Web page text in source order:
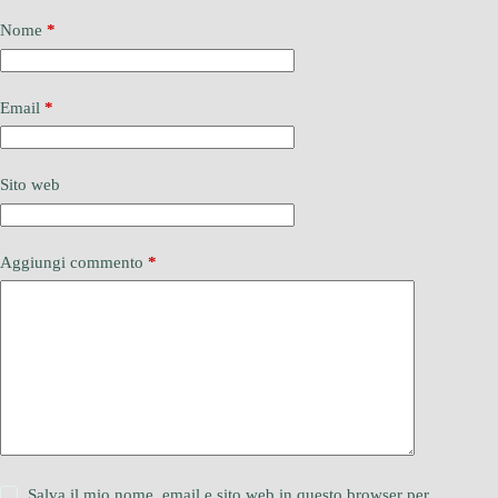
Nome *
Email *
Sito web
Aggiungi commento *